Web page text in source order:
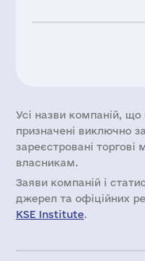
Усі назви компаній, що
призначені виключно
зареєстровані торгові
власникам.
Заяви компаній i
джерел та офіційних
KSE Institute.